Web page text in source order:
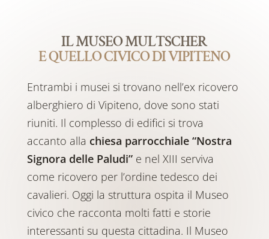
IL MUSEO MULTSCHER
E QUELLO CIVICO DI VIPITENO
Entrambi i musei si trovano nell’ex ricovero
alberghiero di Vipiteno, dove sono stati
riuniti. Il complesso di edifici si trova
accanto alla chiesa parrocchiale “Nostra
Signora delle Paludi”e nel XIII serviva
come ricovero per l’ordine tedesco dei
cavalieri. Oggi la struttura ospita il Museo
civico che racconta molti fatti e storie
interessanti su questa cittadina. Il Museo